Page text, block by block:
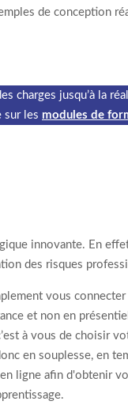
de conception
charges jusqu’à la
sur les modules de
innovante. En
des risques
vous
et non en
à vous de choisir
en souplesse, en
ligne afin d'obtenir